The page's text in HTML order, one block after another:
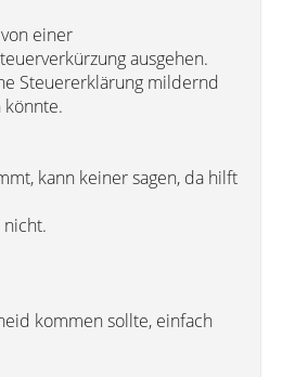
einer
ausgehen.
Steuererklärung mildernd
kann keiner sagen, da hilft
kommen sollte, einfach